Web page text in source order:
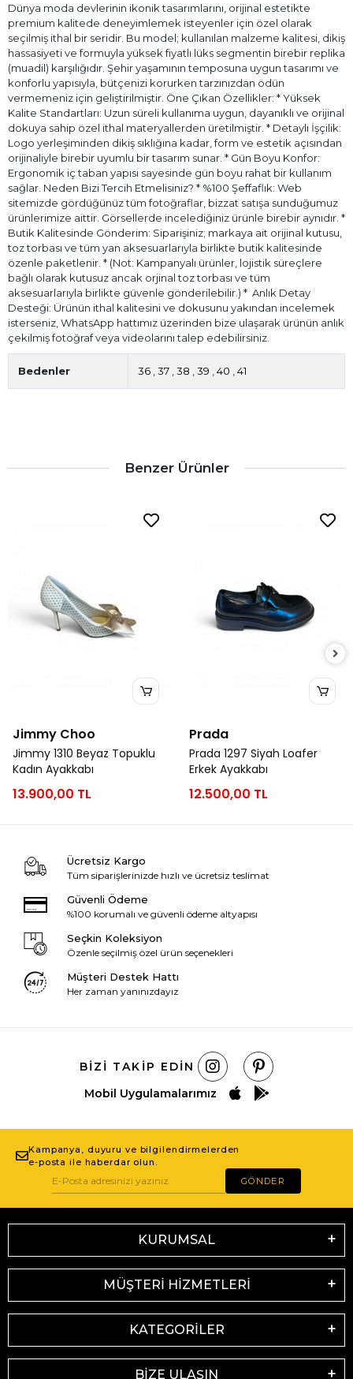
Dünya moda devlerinin ikonik tasarımlarını, orijinal estetikte
premium kalitede deneyimlemek isteyenler için özel olarak
seçilmiş ithal bir seridir. Bu model; kullanılan malzeme kalitesi, dikiş
hassasiyeti ve formuyla yüksek fiyatlı lüks segmentin birebir replika
(muadil) karşılığıdır. Şehir yaşamının temposuna uygun tasarımı ve
konforlu yapısıyla, bütçenizi korurken tarzınızdan ödün
vermemeniz için geliştirilmiştir. Öne Çıkan Özellikler: * Yüksek
Kalite Standartları: Uzun süreli kullanıma uygun, dayanıklı ve orijinal
dokuya sahip özel ithal materyallerden üretilmiştir. * Detaylı İşçilik:
Logo yerleşiminden dikiş sıklığına kadar, form ve estetik açısından
orijinaliyle birebir uyumlu bir tasarım sunar. * Gün Boyu Konfor:
Ergonomik iç taban yapısı sayesinde gün boyu rahat bir kullanım
sağlar. Neden Bizi Tercih Etmelisiniz? * %100 Şeffaflık: Web
sitemizde gördüğünüz tüm fotoğraflar, bizzat satışa sunduğumuz
ürünlerimize aittir. Görsellerde incelediğiniz ürünle birebir aynıdır. *
Butik Kalitesinde Gönderim: Siparişiniz; markaya ait orijinal kutusu,
toz torbası ve tüm yan aksesuarlarıyla birlikte butik kalitesinde
özenle paketlenir. * (Not: Kampanyalı ürünler, lojistik süreçlere
bağlı olarak kutusuz ancak orjinal toz torbası ve tüm
aksesuarlarıyla birlikte güvenle gönderilebilir.) * ⁠ Anlık Detay
Desteği: Ürünün ithal kalitesini ve dokusunu yakından incelemek
isterseniz, WhatsApp hattımız üzerinden bize ulaşarak ürünün anlık
çekilmiş fotoğraf veya videolarını talep edebilirsiniz.
Bedenler 36 37 38 39 40 41
Benzer Ürünler
Jimmy Choo
Jimmy 1310 Beyaz Topuklu
Kadın Ayakkabı
13.900,00 TL
Prada
Prada 1297 Siyah Loafer
Erkek Ayakkabı
12.500,00 TL
Ücretsiz Kargo
Tüm siparişlerinizde hızlı ve ücretsiz teslimat
Güvenli Ödeme
%100 korumalı ve güvenli ödeme altyapısı
Seçkin Koleksiyon
Özenle seçilmiş özel ürün seçenekleri
Müşteri Destek Hattı
Her zaman yanınızdayız
BIZI TAKIP EDIN
Mobil Uygulamalarımız
Kampanya, duyuru ve bilgilendirmelerden
e-posta ile haberdar olun.
GÖNDER
KURUMSAL
MÜŞTERİ HİZMETLERİ
KATEGORİLER
BİZE ULAŞIN